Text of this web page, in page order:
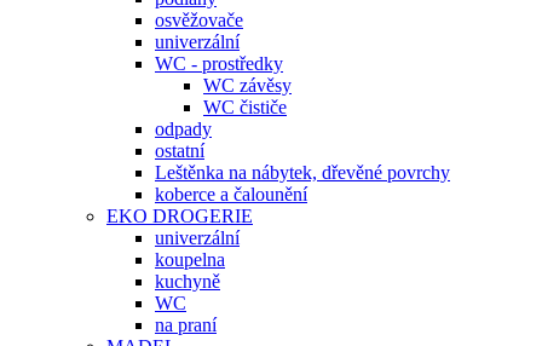
osvěžovače
univerzální
WC - prostředky
WC závěsy
WC čističe
odpady
ostatní
Leštěnka na nábytek, dřevěné povrchy
koberce a čalounění
EKO DROGERIE
univerzální
koupelna
kuchyně
WC
na praní